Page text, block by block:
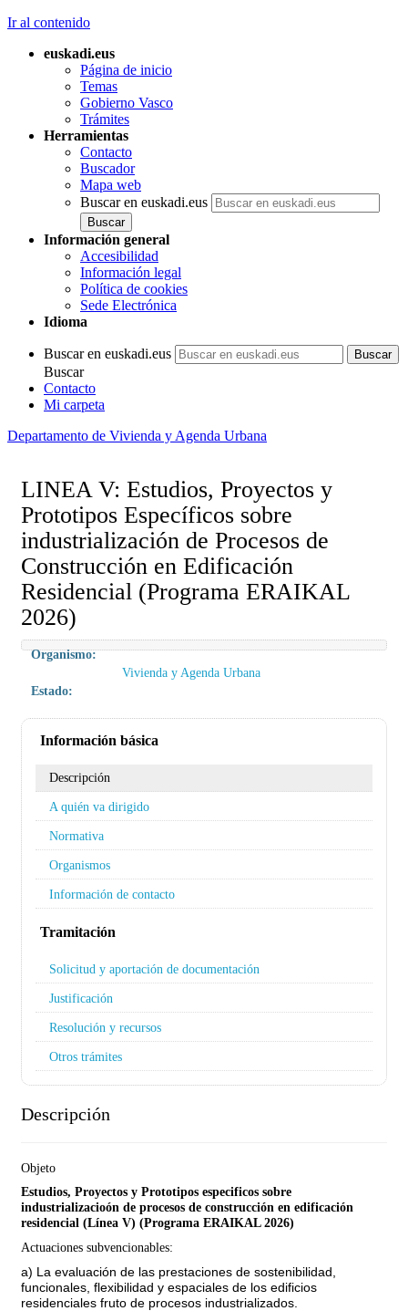
Ir al contenido
euskadi.eus
Página de inicio
Temas
Gobierno Vasco
Trámites
Herramientas
Contacto
Buscador
Mapa web
Buscar en euskadi.eus
Información general
Accesibilidad
Información legal
Política de cookies
Sede Electrónica
Idioma
Buscar en euskadi.eus
Buscar
Contacto
Mi carpeta
Departamento de Vivienda y Agenda Urbana
LINEA V: Estudios, Proyectos y
Prototipos Específicos sobre
industrialización de Procesos de
Construcción en Edificación
Residencial (Programa ERAIKAL
2026)
Organismo:
Vivienda y Agenda Urbana
Estado:
Información básica
Descripción
A quién va dirigido
Normativa
Organismos
Información de contacto
Tramitación
Solicitud y aportación de documentación
Justificación
Resolución y recursos
Otros trámites
Descripción
Objeto
Estudios, Proyectos y Prototipos especificos sobre
industrializacioón de procesos de construcción en edificación
residencial (Línea V) (Programa ERAIKAL 2026)
Actuaciones subvencionables:
a) La evaluación de las prestaciones de sostenibilidad,
funcionales, flexibilidad y espaciales de los edificios
residenciales fruto de procesos industrializados.